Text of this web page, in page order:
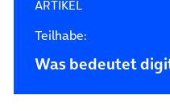
ARTIKEL
Teilhabe:
Was bedeutet